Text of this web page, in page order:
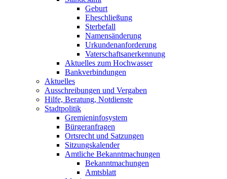
Geburt
Eheschließung
Sterbefall
Namensänderung
Urkundenanforderung
Vaterschaftsanerkennung
Aktuelles zum Hochwasser
Bankverbindungen
Aktuelles
Ausschreibungen und Vergaben
Hilfe, Beratung, Notdienste
Stadtpolitik
Gremieninfosystem
Bürgeranfragen
Ortsrecht und Satzungen
Sitzungskalender
Amtliche Bekanntmachungen
Bekanntmachungen
Amtsblatt